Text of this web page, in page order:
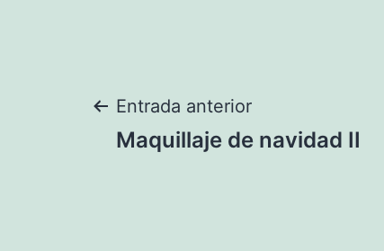
Navegación
Entrada anterior
Maquillaje de navidad II